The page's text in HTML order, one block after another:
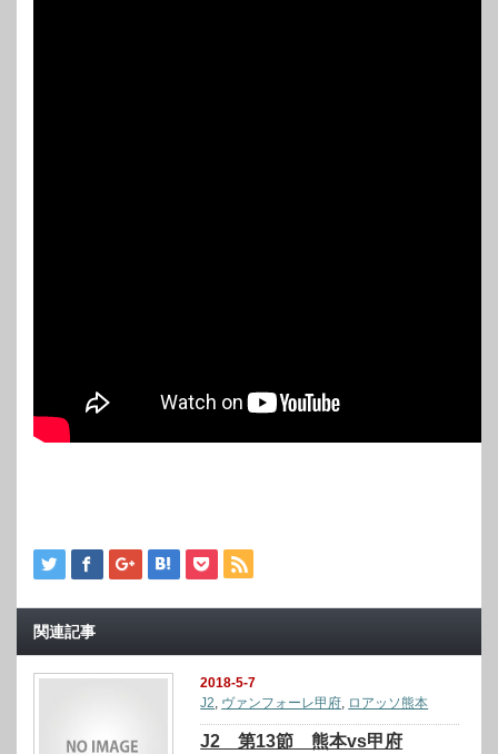
関連記事
2018-5-7
J2, ヴァンフォーレ甲府, ロアッソ熊本
J2 第13節 熊本vs甲府